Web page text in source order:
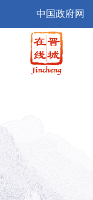
中国政府网